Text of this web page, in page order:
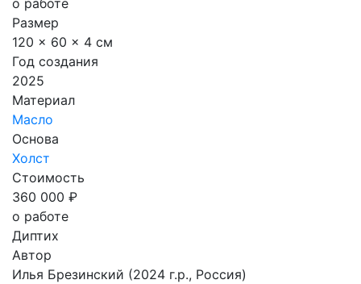
о работе
Размер
120 x 60 x 4 см
Год создания
2025
Материал
Масло
Основа
Холст
Стоимость
360 000 ₽
о работе
Диптих
Автор
Илья Брезинский (2024 г.р., Россия)